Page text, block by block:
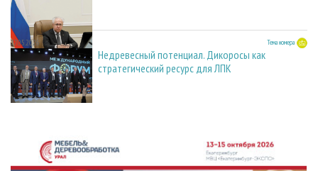
27.05.2026 Тема номера
Недревесный потенциал. Дикоросы как
стратегический ресурс для ЛПК